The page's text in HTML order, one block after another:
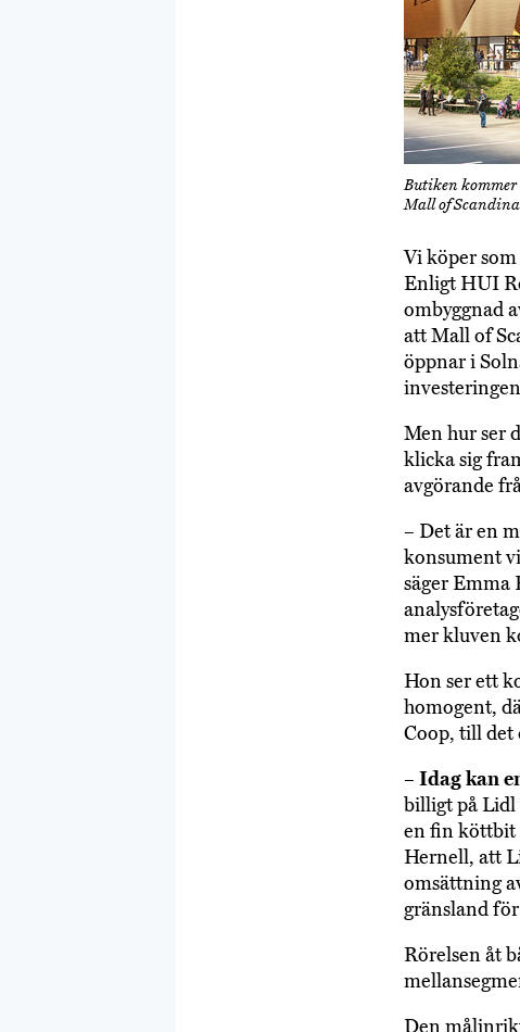
Butiken kommer
Mall of
Vi köper
Enligt HUI
ombyggnad
att Mall of
öppnar i
Men hur ser
klicka sig
avgörande
– Det är en
konsument
säger Emma
mer kluven
Hon ser ett
homogent,
Coop, till det
– Idag kan
billigt på Lidl
en fin köttbit
Hernell, att
omsättning
gränsland
Rörelsen åt
Den